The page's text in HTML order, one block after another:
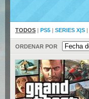
TODOS | PS5 | SERIES X|S |
ORDENAR POR